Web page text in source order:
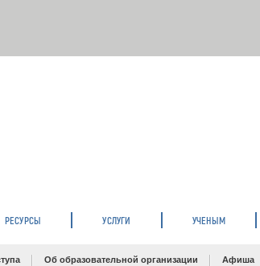
РЕСУРСЫ УСЛУГИ УЧЕНЫМ
Об образовательной организации Афиша